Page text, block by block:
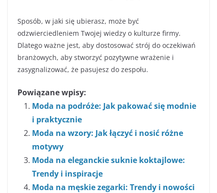
Sposób, w jaki się ubierasz, może być
odzwierciedleniem Twojej wiedzy o kulturze firmy.
Dlatego ważne jest, aby dostosować strój do oczekiwań
branżowych, aby stworzyć pozytywne wrażenie i
zasygnalizować, że pasujesz do zespołu.
Powiązane wpisy:
Moda na podróże: Jak pakować się modnie
i praktycznie
Moda na wzory: Jak łączyć i nosić różne
motywy
Moda na eleganckie suknie koktajlowe:
Trendy i inspiracje
Moda na męskie zegarki: Trendy i nowości